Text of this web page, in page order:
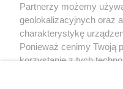
Partnerzy możemy
geolokalizacyjnych oraz
charakterystykę
Ponieważ cenimy Twoją
korzystanie z tych
zmienić/wycofać